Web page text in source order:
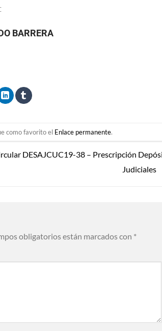
BARRERA
como favorito el Enlace permanente.
DESAJCUC19-38 – Prescripción
Judiciales
obligatorios están marcados con *